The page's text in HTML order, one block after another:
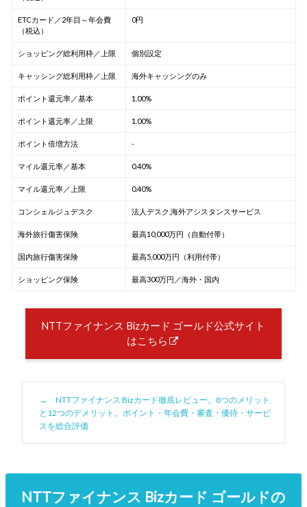
ETCカード／2年目～年会費
（税込）
0円
ショッピング総利用枠／上限 個別設定
キャッシング総利用枠／上限 海外キャッシングのみ
ポイント還元率／基本 1.00%
ポイント還元率／上限 1.00%
ポイント倍増方法 -
マイル還元率／基本 0.40%
マイル還元率／上限 0.40%
コンシェルジュデスク 法人デスク,海外アシスタンスサービス
海外旅行傷害保険 最高10,000万円（自動付帯）
国内旅行傷害保険 最高5,000万円（利用付帯）
ショッピング保険 最高300万円／海外・国内
NTTファイナンス Bizカード ゴールド公式サイト
はこちら
NTTファイナンス Bizカード徹底レビュー。8つのメリット
と12つのデメリット。ポイント・年会費・審査・優待・サービ
スを総合評価
NTTファイナンス Bizカード ゴールドの